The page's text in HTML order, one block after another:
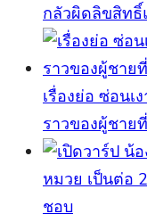
กลัวผิดลิขสิท
เรื่องย่อ ซ่อนเ
ราวของผู้ชาย
หมวย เป็นต่อ
ชอบ